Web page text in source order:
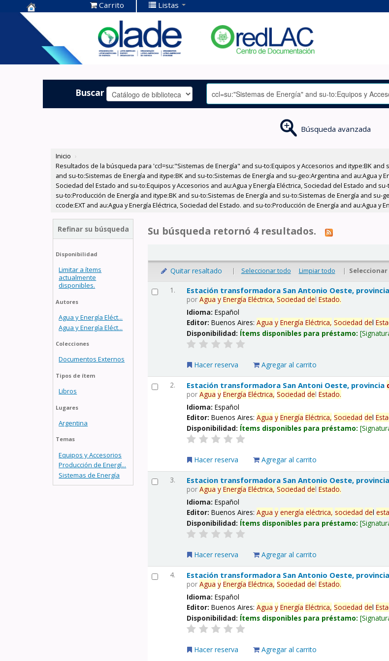
Centro de
Documentación
OLADE -
Carrito Listas
Buscar
Búsqueda avanzada
Inicio ›
Resultados de la búsqueda para 'ccl=su:"Sistemas de Energía" and su-to:Equipos y Accesorios and itype:BK and
and su-to:Sistemas de Energía and itype:BK and su-to:Sistemas de Energía and su-geo:Argentina and au:Agua y
Sociedad del Estado and su-to:Equipos y Accesorios and au:Agua y Energía Eléctrica, Sociedad del Estado and
su-to:Producción de Energía and itype:BK and su-to:Sistemas de Energía and su-to:Sistemas de Energía and su-
ccode:EXT and au:Agua y Energía Eléctrica, Sociedad del Estado. and su-to:Producción de Energía and au:Agua y
Refinar su búsqueda
Disponibilidad
Limitar a ítems
actualmente
disponibles.
Autores
Agua y Energía Eléct...
Agua y Energía Eléct...
Colecciones
Documentos Externos
Tipos de ítem
Libros
Lugares
Argentina
Temas
Equipos y Accesorios
Producción de Energí...
Sistemas de Energía
Su búsqueda retornó 4 resultados.
Quitar resaltado | Seleccionar todo Limpiar todo |
1. Estación transformadora San Antonio Oeste, provincia
porAgua y Energía Eléctrica, Sociedad delEstado.
Idioma:Español
Editor:Buenos Aires:Agua y Energía Eléctrica, Sociedad del
Disponibilidad: Ítems disponibles para préstamo:
Hacer reserva Agregar al carrito
2. Estación transformadora San Antoni Oeste, provincia
porAgua y Energía Eléctrica, Sociedad delEstado.
Idioma:Español
Editor:Buenos Aires:Agua y Energía Eléctrica, Sociedad del
Disponibilidad: Ítems disponibles para préstamo:
Hacer reserva Agregar al carrito
3. Estacion transformadora San Antonio Oeste, provincia
porAgua y Energía Eléctrica, Sociedad delEstado.
Idioma:Español
Editor:Buenos Aires:Agua y energía eléctrica, sociedad del
Disponibilidad: Ítems disponibles para préstamo:
Hacer reserva Agregar al carrito
4. Estación transformadora San Antonio Oeste, provincia
porAgua y Energía Eléctrica, Sociedad delEstado.
Idioma:Español
Editor:Buenos Aires:Agua y Energía Eléctrica, Sociedad del
Disponibilidad: Ítems disponibles para préstamo:
Hacer reserva Agregar al carrito